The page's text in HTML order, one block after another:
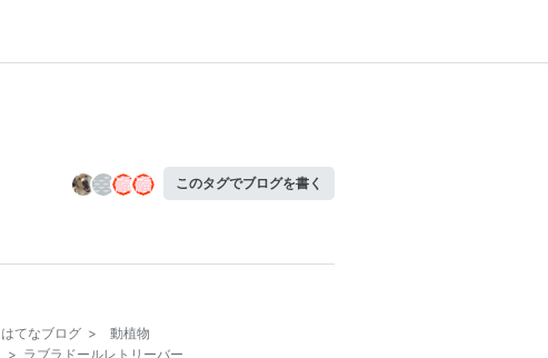
このタグでブログを書く
はてなブログ >
動植物
> ラブラドールレトリーバー